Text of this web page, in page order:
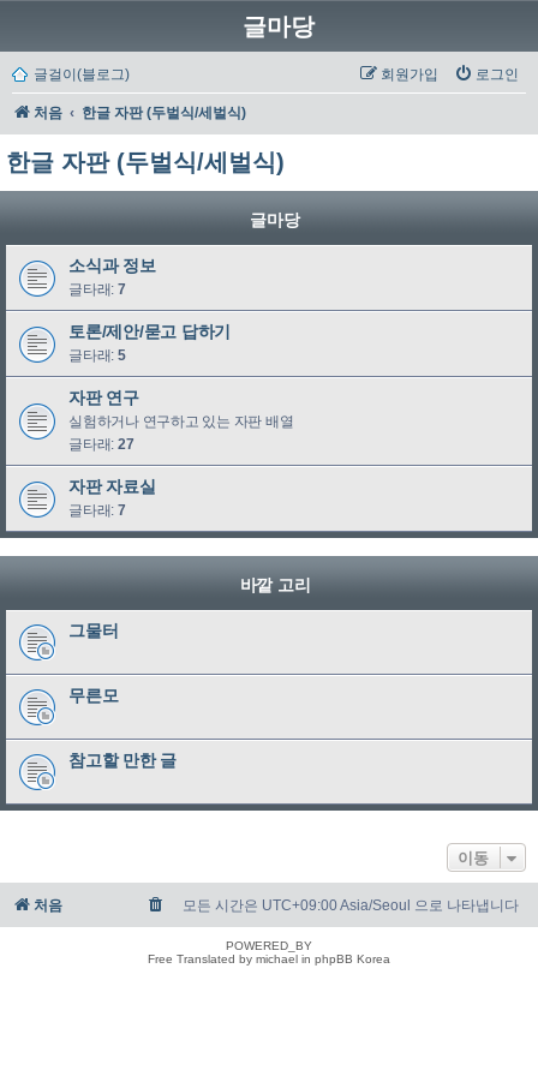
글마당
글걸이(블로그) 로그인
회원가입
처음 한글 자판 (두벌식/세벌식)
한글 자판 (두벌식/세벌식)
글마당
소식과 정보
글타래: 7
토론/제안/묻고 답하기
글타래: 5
자판 연구
실험하거나 연구하고 있는 자판 배열
글타래: 27
자판 자료실
글타래: 7
바깥 고리
그물터
무른모
참고할 만한 글
이동
처음 모든 시간은 UTC+09:00 Asia/Seoul 으로 나타냅니다
POWERED_BY
Free Translated by michael in phpBB Korea